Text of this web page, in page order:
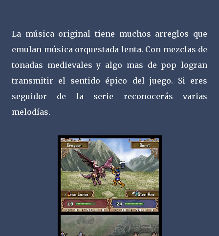
La música original tiene muchos arreglos que
emulan música orquestada lenta. Con mezclas de
tonadas medievales y algo mas de pop logran
transmitir el sentido épico del juego. Si eres
seguidor de la serie reconocerás varias
melodías.